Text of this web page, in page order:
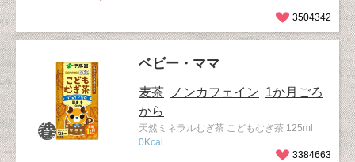
3504342
ベビー・ママ
麦茶 ノンカフェイン 1か月ごろ
から
天然ミネラルむぎ茶 こどもむぎ茶 125ml
0Kcal
3384663